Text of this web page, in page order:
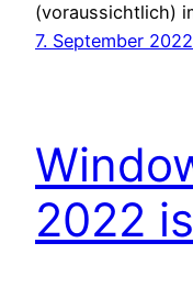
(voraussichtlich)
7. September 2022
2022